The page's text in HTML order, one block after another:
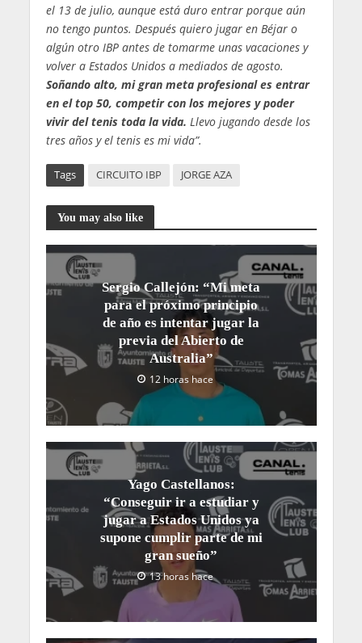
el 13 de julio, aunque está duro entrar porque aún
no tengo puntos. Después quiero jugar en Béjar o
algún otro IBP antes de tomarme unas vacaciones y
volver a Estados Unidos a mediados de agosto.
Soñando alto, mi gran meta profesional es entrar
en el top 50, competir con los mejores y poder
vivir del tenis toda la vida. Llevo jugando desde los
tres años y el tenis es mi vida”.
Tags CIRCUITO IBP JORGE AZA
You may also like
Sergio Callejón: “Mi meta
para el próximo principio
de año es intentar jugar la
previa del Abierto de
Australia”
12 horas hace
Yago Castellanos:
“Conseguir ir a estudiar y
jugar a Estados Unidos ya
supone cumplir parte de mi
gran sueño”
13 horas hace